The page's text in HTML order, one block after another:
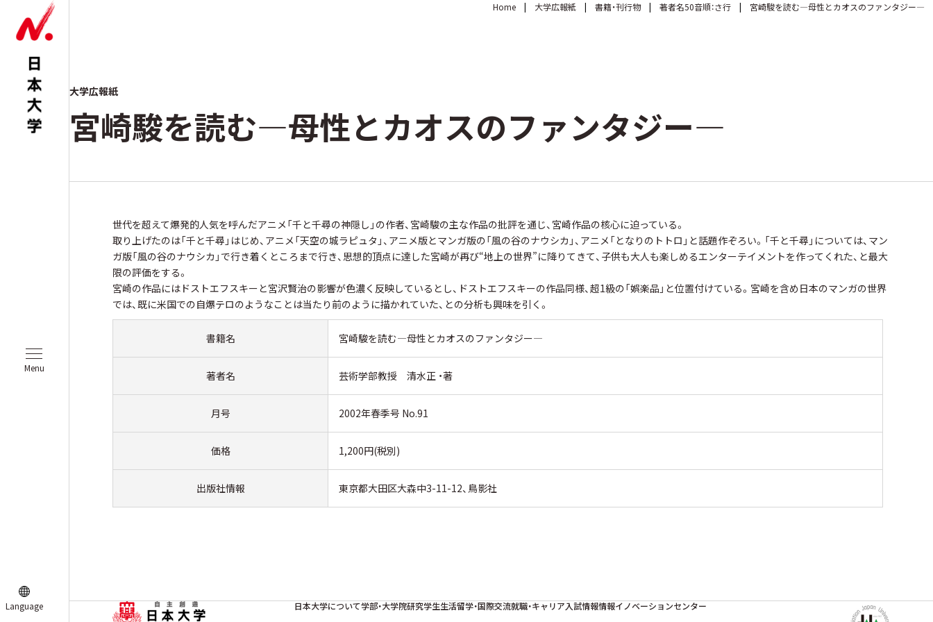
Language
Menu
Home 大学広報紙 書籍・刊行物 著者名50音順：さ行 宮崎駿を読む―母性とカオスのファンタジー―
大学広報紙
宮崎駿を読む―母性とカオスのファンタジー―
世代を超えて爆発的人気を呼んだアニメ「千と千尋の神隠し」の作者、宮崎駿の主な作品の批評を通じ、宮崎作品の核心に迫っている。
取り上げたのは「千と千尋」はじめ、アニメ「天空の城ラピュタ」、アニメ版とマンガ版の「風の谷のナウシカ」、アニメ「となりのトトロ」と話題作ぞろい。「千と千尋」については、マン
ガ版「風の谷のナウシカ」で行き着くところまで行き、思想的頂点に達した宮崎が再び“地上の世界”に降りてきて、子供も大人も楽しめるエンターテイメントを作ってくれた、と最大
限の評価をする。
宮崎の作品にはドストエフスキーと宮沢賢治の影響が色濃く反映しているとし、ドストエフスキーの作品同様、超1級の「娯楽品」と位置付けている。宮崎を含め日本のマンガの世界
では、既に米国での自爆テロのようなことは当たり前のように描かれていた、との分析も興味を引く。
書籍名 宮崎駿を読む―母性とカオスのファンタジー―
著者名 芸術学部教授 清水正 ・著
月号 2002年春季号 No.91
価格 1,200円(税別)
出版社情報 東京都大田区大森中3-11-12、鳥影社
日本大学について学部・大学院研究学生生活留学・国際交流就職・キャリア入試情報情報イノベーションセンター